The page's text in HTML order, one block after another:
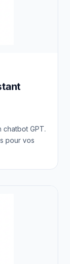
GPT.
pour vos